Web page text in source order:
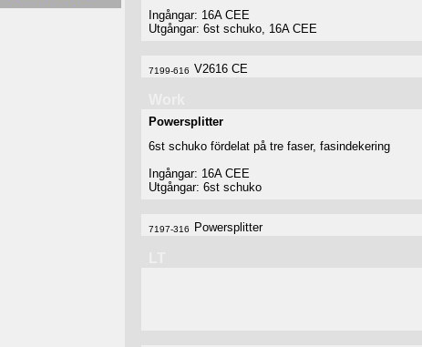
Ingångar: 16A CEE
Utgångar: 6st schuko, 16A CEE
7199-616 V2616 CE
Powersplitter
6st schuko fördelat på tre faser, fasindekering
Ingångar: 16A CEE
Utgångar: 6st schuko
7197-316 Powersplitter